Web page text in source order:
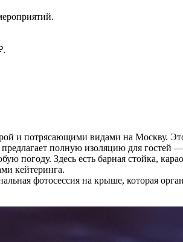
и потрясающими видами на Москву.
полную изоляцию для
погоду. Здесь есть барная стойка,
кейтеринга.
фотосессия на крыше, которая